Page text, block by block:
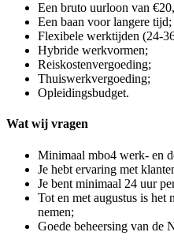
Een bruto uurloon van
Een baan voor langere tijd;
Flexibele werktijden (24-
Hybride werkvormen;
Reiskostenvergoeding;
Thuiswerkvergoeding;
Opleidingsbudget.
Wat wij vragen
Minimaal mbo4 werk- en
Je hebt ervaring met
Je bent minimaal 24 uur
Tot en met augustus is
nemen;
Goede beheersing van de